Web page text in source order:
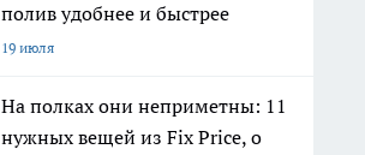
полив удобнее и быстрее
19 июля
На полках они неприметны: 11
нужных вещей из Fix Price, о